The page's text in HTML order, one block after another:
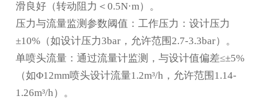
滑良好（转动阻力＜0.5N·m）。
压力与流量监测参数阈值：工作压力：设计压力
±10%（如设计压力3bar，允许范围2.7-3.3bar）。
单喷头流量：通过流量计监测，与设计值偏差≤±5%
（如Φ12mm喷头设计流量1.2m³/h，允许范围1.14-
1.26m³/h）。